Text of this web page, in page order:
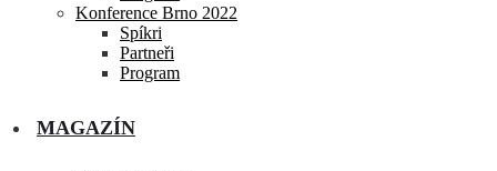
Konference Brno 2022
Spíkri
Partneři
Program
MAGAZÍN